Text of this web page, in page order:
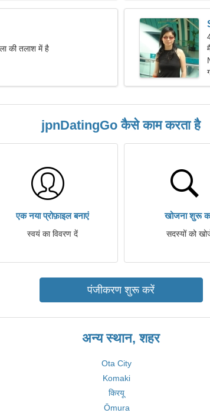
की तलाश में है
jpnDatingGo कैसे काम करता है
एक नया प्रोफ़ाइल बनाएं
स्वयं का विवरण दें
खोजना शुरू
सदस्यों को
पंजीकरण शुरू करें
अन्य स्थान, शहर
Ota City
Komaki
किरयू
Ōmura